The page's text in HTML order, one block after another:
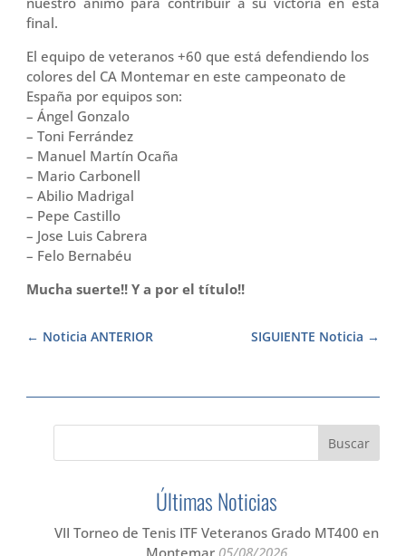
final.
El equipo de veteranos +60 que está defendiendo los
colores del CA Montemar en este campeonato de
España por equipos son:
– Ángel Gonzalo
– Toni Ferrández
– Manuel Martín Ocaña
– Mario Carbonell
– Abilio Madrigal
– Pepe Castillo
– Jose Luis Cabrera
– Felo Bernabéu
Mucha suerte!! Y a por el título!!
SIGUIENTE Noticia
Noticia ANTERIOR
Últimas Noticias
VII Torneo de Tenis ITF Veteranos Grado MT400 en
Montemar 05/08/2026